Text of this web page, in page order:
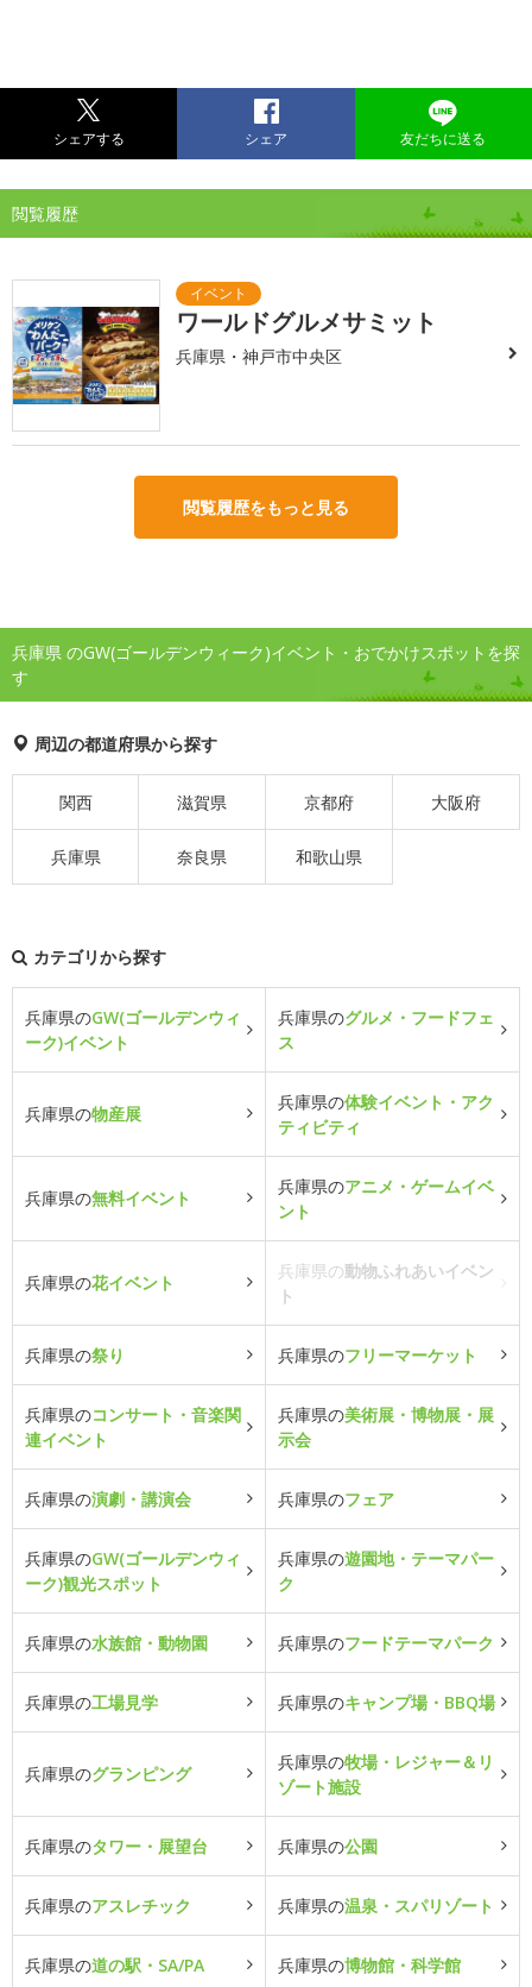
シェアする シェア 友だちに送る
閲覧履歴
ワールドグルメサミット
兵庫県・神戸市中央区
閲覧履歴をもっと見る
兵庫県 のGW(ゴールデンウィーク)イベント・おでかけスポットを探
す
周辺の都道府県から探す
関西 滋賀県 京都府 大阪府
兵庫県 奈良県 和歌山県
カテゴリから探す
兵庫県のGW(ゴールデンウィ
ーク)イベント
兵庫県のグルメ・フードフェ
ス
兵庫県の物産展
兵庫県の体験イベント・アク
ティビティ
兵庫県の無料イベント
兵庫県のアニメ・ゲームイベ
ント
兵庫県の花イベント
兵庫県の動物ふれあいイベン
ト
兵庫県の祭り 兵庫県のフリーマーケット
兵庫県のコンサート・音楽関
連イベント
兵庫県の美術展・博物展・展
示会
兵庫県の演劇・講演会 兵庫県のフェア
兵庫県のGW(ゴールデンウィ
ーク)観光スポット
兵庫県の遊園地・テーマパー
ク
兵庫県の水族館・動物園 兵庫県のフードテーマパーク
兵庫県の工場見学 兵庫県のキャンプ場・BBQ場
兵庫県のグランピング
兵庫県の牧場・レジャー＆リ
ゾート施設
兵庫県のタワー・展望台 兵庫県の公園
兵庫県のアスレチック 兵庫県の温泉・スパリゾート
兵庫県の道の駅・SA/PA 兵庫県の博物館・科学館